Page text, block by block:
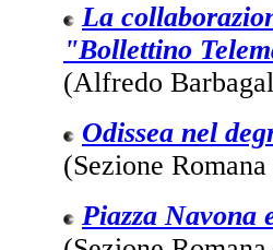
La
"Bollettino
(Alfredo
Odissea nel
(Sezione
Piazza Navona